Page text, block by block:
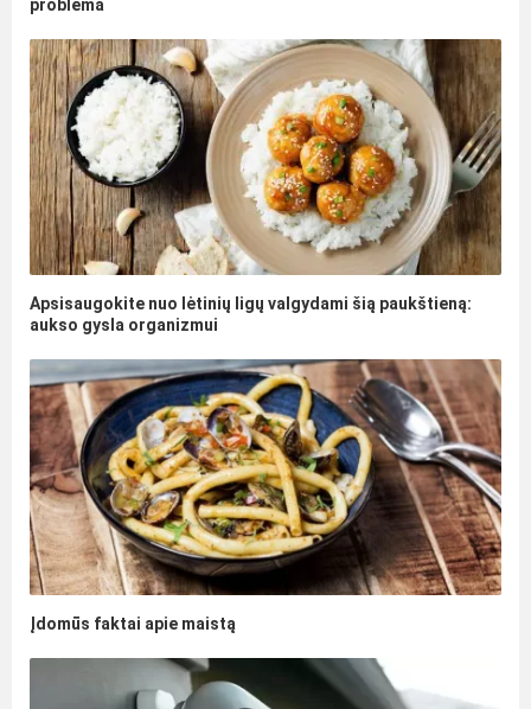
problema
Apsisaugokite nuo lėtinių ligų valgydami šią paukštieną:
aukso gysla organizmui
Įdomūs faktai apie maistą